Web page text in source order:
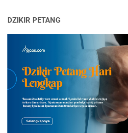
DZIKIR PETANG